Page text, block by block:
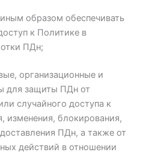
образом обеспечивать
к Политике в
ПДн;
организационные и
для защиты ПДн от
случайного доступа к
изменения, блокирования,
ПДн, а также от
действий в отношении